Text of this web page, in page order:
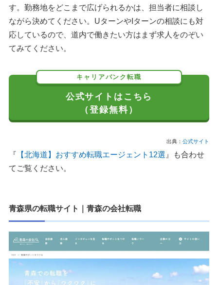
す。勤務地をどこまで広げられるかは、担当者に相談し
ながら決めてください。UターンやIターンの相談にも対
応しているので、道内で働きたい方はまず求人をのぞい
てみてください。
キャリアバンク転職
公式サイトはこちら
（登録無料）
出典： 公式サイト
『 【北海道】おすすめ転職エージェント12選 』も合わせ
てご覧ください。
青森県の転職サイト 青森の会社転職